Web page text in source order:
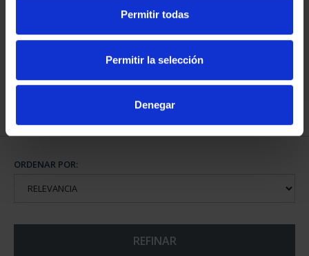
Permitir todas
Permitir la selección
Denegar
PROVINCIA COLECCION
COMPLET...
ORDENAR POR:
REFINAR